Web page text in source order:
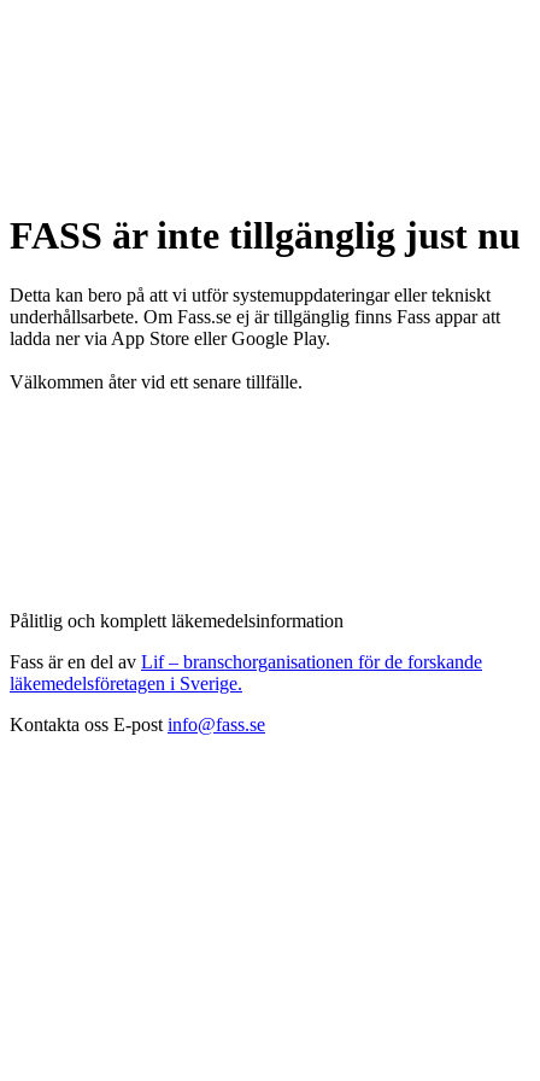
FASS är inte tillgänglig just nu
Detta kan bero på att vi utför systemuppdateringar eller tekniskt
underhållsarbete. Om Fass.se ej är tillgänglig finns Fass appar att
ladda ner via App Store eller Google Play.
Välkommen åter vid ett senare tillfälle.
Pålitlig och komplett läkemedelsinformation
Fass är en del av Lif – branschorganisationen för de forskande
läkemedelsföretagen i Sverige.
Kontakta oss E-post info@fass.se